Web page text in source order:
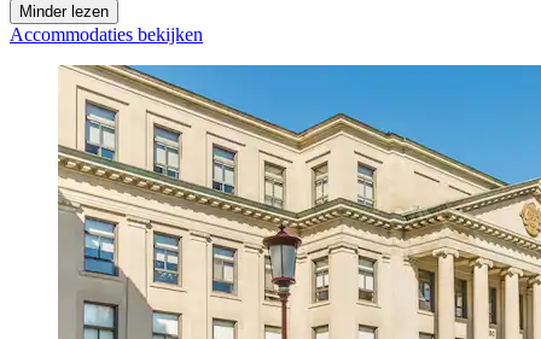
Minder lezen
Accommodaties bekijken